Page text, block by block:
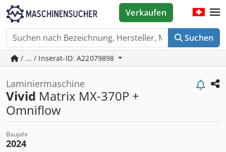
Suchen
Verkaufen
/ ... / Inserat-ID: A22079898
Laminiermaschine
Vivid Matrix MX-370P +
Omniflow
Baujahr
2024